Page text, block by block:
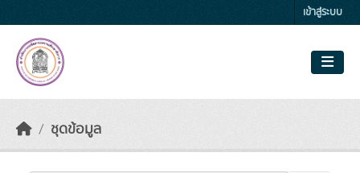
เข้าสู่ระบบ
ชุดข้อมูล